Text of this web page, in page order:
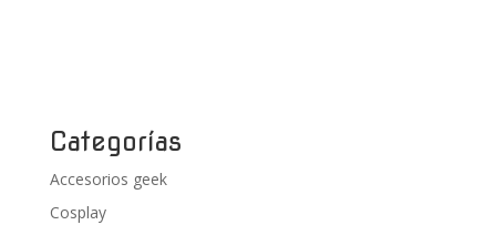
Categorías
Accesorios geek
Cosplay